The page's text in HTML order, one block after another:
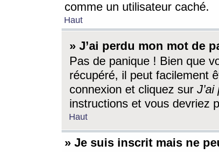
comme un utilisateur caché.
Haut
» J’ai perdu mon mot de
Pas de panique ! Bien que
récupéré, il peut facilement
connexion et cliquez sur
instructions et vous devriez
Haut
» Je suis inscrit mais ne